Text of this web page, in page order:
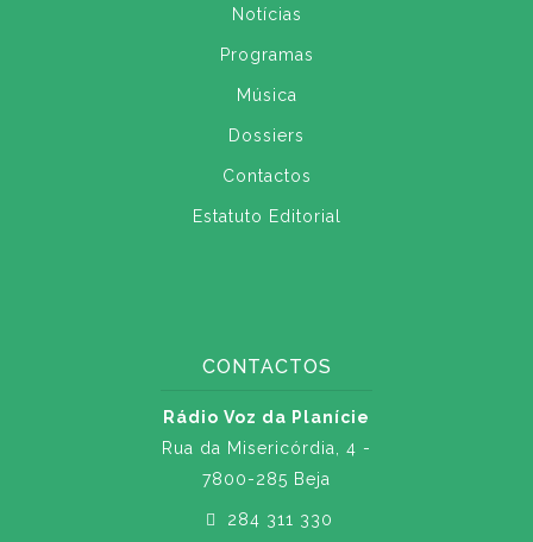
Notícias
Programas
Música
Dossiers
Contactos
Estatuto Editorial
CONTACTOS
Rádio Voz da Planície
Rua da Misericórdia, 4 -
7800-285 Beja
284 311 330